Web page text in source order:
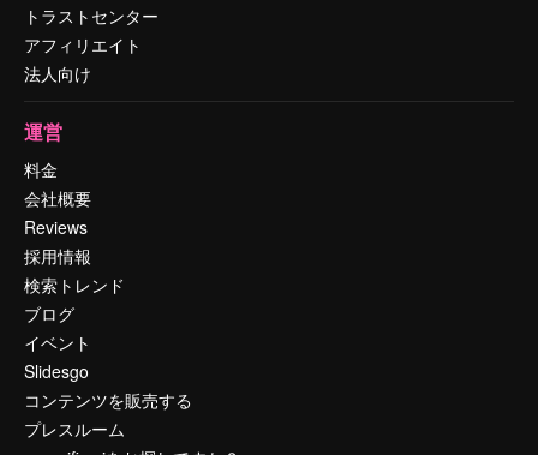
トラストセンター
アフィリエイト
法人向け
運営
料金
会社概要
Reviews
採用情報
検索トレンド
ブログ
イベント
Slidesgo
コンテンツを販売する
プレスルーム